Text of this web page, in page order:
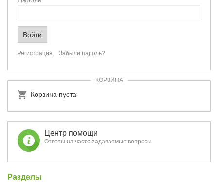
Регистрация Забыли пароль?
КОРЗИНА
Корзина пуста
Центр помощи
Ответы на часто задаваемые вопросы
Разделы